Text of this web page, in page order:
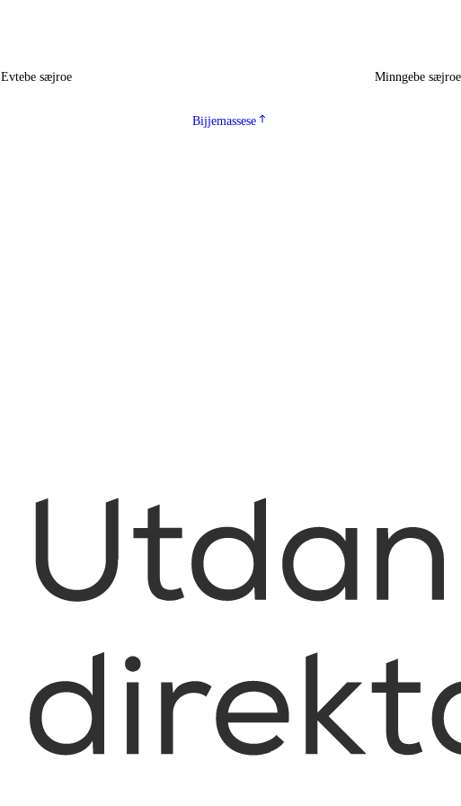
Evtebe sæjroe Minngebe sæjroe
Bijjemassese